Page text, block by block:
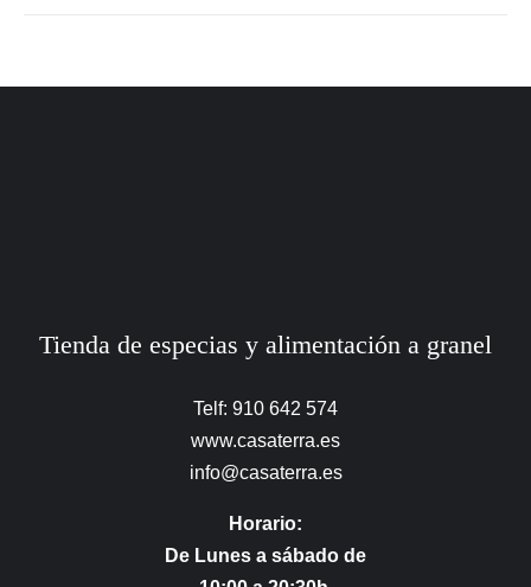
Tienda de especias y alimentación a granel
Telf: 910 642 574
www.casaterra.es
info@casaterra.es
Horario:
De Lunes a sábado de